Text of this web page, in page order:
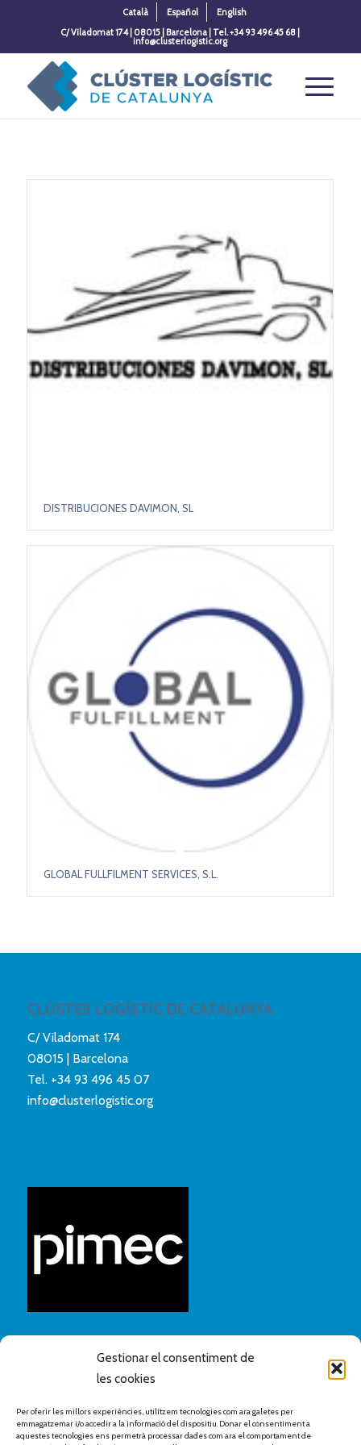
Gestionar el consentiment de
les cookies
Per oferir les millors experiències, utilitzem tecnologies com ara galetes per
emmagatzemar i/o accedir a la informació del dispositiu. Donar el consentiment a
aquestes tecnologies ens permetrà processar dades com ara el comportament de
Català Español
English
C/ Viladomat 174 | 08015 | Barcelona | Tel. +34 93 496 45 68 |
info@clusterlogistic.org
DISTRIBUCIONES DAVIMON, SL
GLOBAL FULLFILMENT SERVICES, S.L.
CLÚSTER LOGÍSTIC DE CATALUNYA
C/ Viladomat 174
08015 | Barcelona
Tel. +34 93 496 45 07
info@clusterlogistic.org